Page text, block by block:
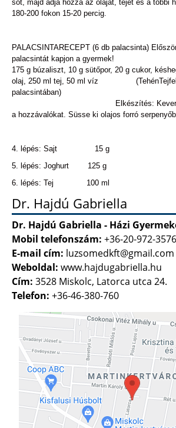
sót, majd adja hozzá az olajat, tejet és a többi
180-200 fokon 15-20 percig.
PALACSINTARECEPT (6 db palacsinta)
palacsintát kapjon a gyermek!
175 g búzaliszt, 10 g sütőpor, 20 g cukor,
olaj, 250 ml tej, 50 ml víz
Elkészítés: Keverőtálban
a hozzávalókat. Süsse ki olajos forró
4. lépés: Sajt 15 g
5. lépés: Joghurt 125 g
6. lépés: Tej 100 ml
Dr. Hajdú Gabriella
Dr. Hajdú Gabriella - Házi
Mobil telefonszám: +36-20-972-3576
E-mail cím: luzsomedkft@gmail.com
Weboldal: www.hajdugabriella.hu
Cím: 3528 Miskolc, Latorca utca 24.
Telefon: +36-46-380-760